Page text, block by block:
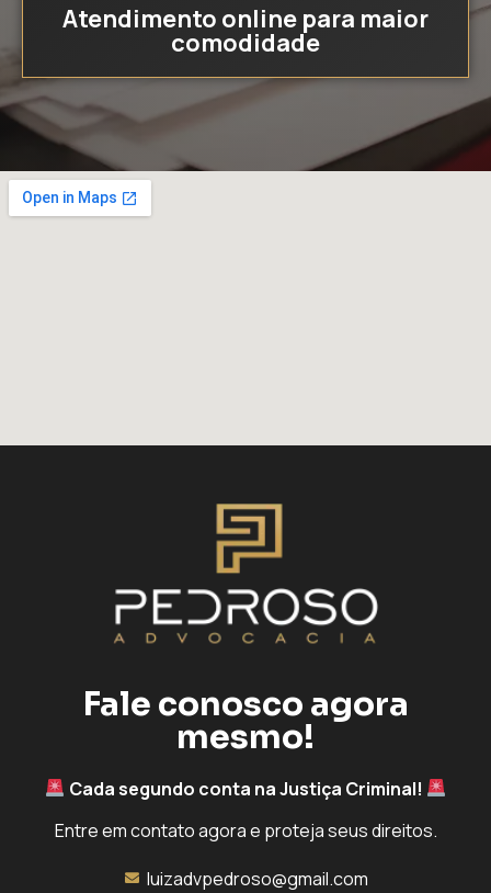
Atendimento online para maior
comodidade
Fale conosco agora
mesmo!
Cada segundo conta na Justiça Criminal!
Entre em contato agora e proteja seus direitos.
luizadvpedroso@gmail.com